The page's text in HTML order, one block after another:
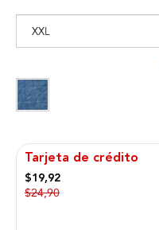
Tarjeta de crédito
$19,92
$24,90